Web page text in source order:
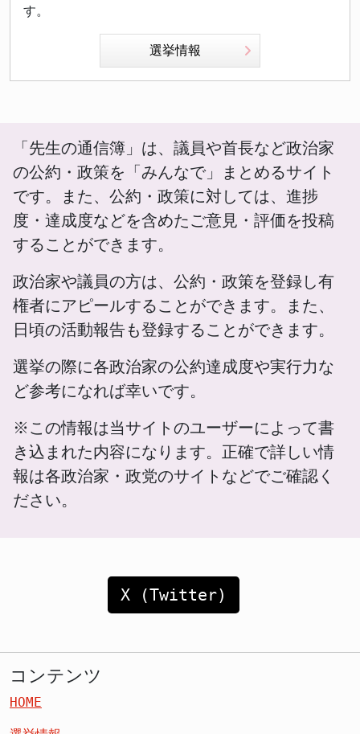
す。
選挙情報
「先生の通信簿」は、議員や首長など政治家
の公約・政策を「みんなで」まとめるサイト
です。また、公約・政策に対しては、進捗
度・達成度などを含めたご意見・評価を投稿
することができます。
政治家や議員の方は、公約・政策を登録し有
権者にアピールすることができます。また、
日頃の活動報告も登録することができます。
選挙の際に各政治家の公約達成度や実行力な
ど参考になれば幸いです。
※この情報は当サイトのユーザーによって書
き込まれた内容になります。正確で詳しい情
報は各政治家・政党のサイトなどでご確認く
ださい。
X (Twitter)
コンテンツ
HOME